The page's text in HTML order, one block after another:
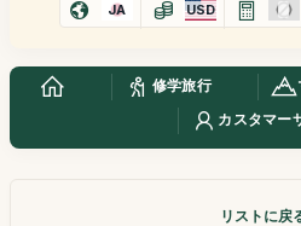
JA USD
修学旅行
カスタマー
リストに戻